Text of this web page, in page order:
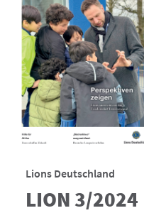
Lions Deutschland
LION 3/2024